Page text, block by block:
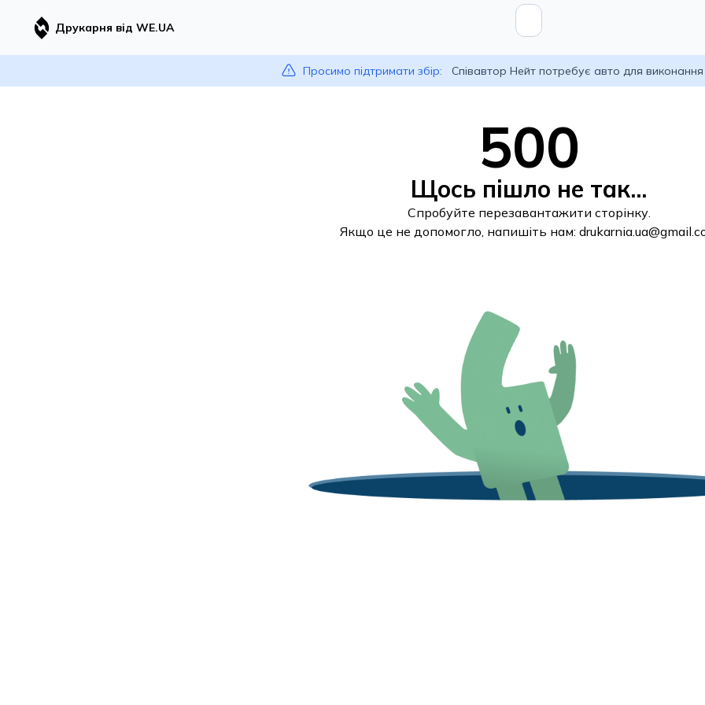
Друкарня від WE.UA
Просимо підтримати збір: Співавтор Нейт потребує авто для
500
Щось пішло не так...
Спробуйте перезавантажити сторінку.
Якщо це не допомогло, напишіть нам: